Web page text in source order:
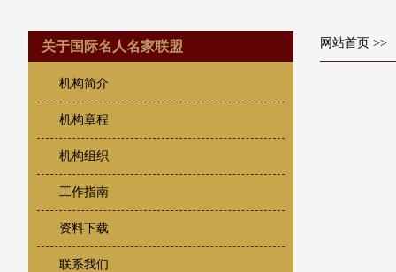
关于国际名人名家联盟
机构简介
机构章程
机构组织
工作指南
资料下载
联系我们
网站首页 >>